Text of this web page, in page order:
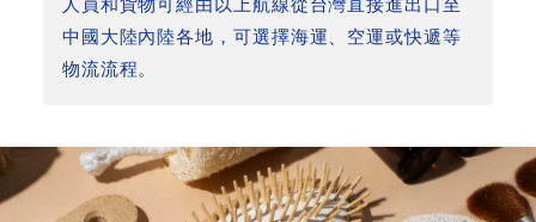
人員和貨物可經由以上航線從台灣直接進出口至
中國大陸內陸各地，可選擇海運、空運或快遞等
物流流程。